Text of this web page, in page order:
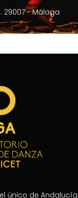
29007 - Málaga
único de